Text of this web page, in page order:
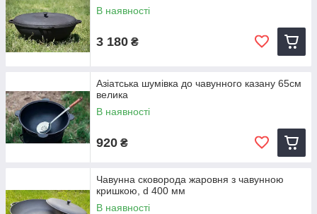
В наявності
3 180 ₴
Азіатська шумівка до чавунного казану 65см
велика
В наявності
920 ₴
Чавунна сковорода жаровня з чавунною
кришкою, d 400 мм
В наявності